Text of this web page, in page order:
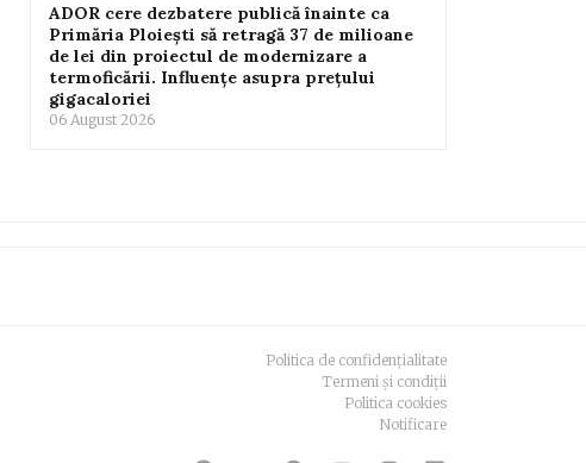
DE APROAPE 200 DE MILIOANE DE LEI PENTRU
CONTRACTULUI PH-CL-01 – “EXECUȚIE
ADOR cere dezbatere publică înainte ca
Primăria Ploiești să retragă 37 de milioane
de lei din proiectul de modernizare a
termoficării. Influențe asupra prețului
gigacaloriei
06 August 2026
Politica de confidențialitate
Termeni și condiții
Politica cookies
Notificare